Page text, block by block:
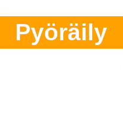
Pyöräily